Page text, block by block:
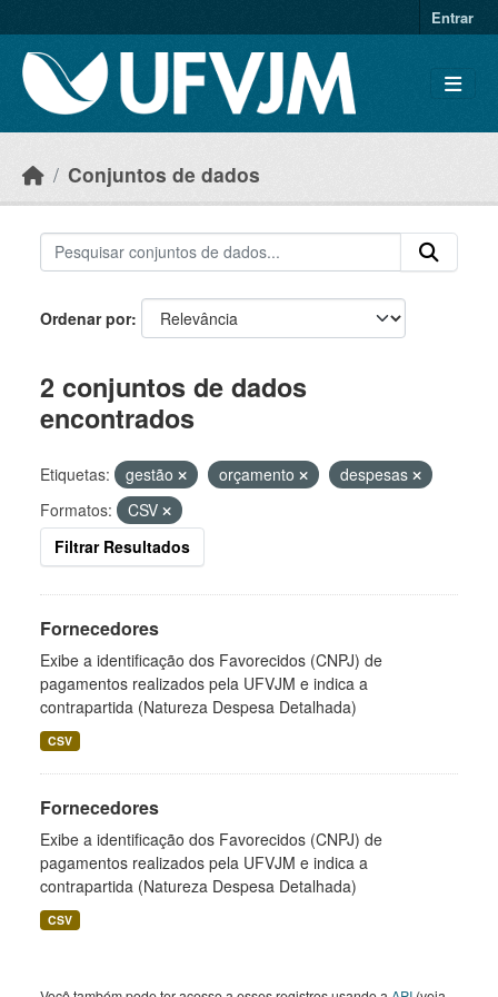
Entrar
Conjuntos de dados
Ordenar por
2 conjuntos de dados
encontrados
Etiquetas: gestão orçamento
despesas
Formatos:
CSV
Filtrar Resultados
Fornecedores
Exibe a identificação dos Favorecidos (CNPJ) de
pagamentos realizados pela UFVJM e indica a
contrapartida (Natureza Despesa Detalhada)
CSV
Fornecedores
Exibe a identificação dos Favorecidos (CNPJ) de
pagamentos realizados pela UFVJM e indica a
contrapartida (Natureza Despesa Detalhada)
CSV